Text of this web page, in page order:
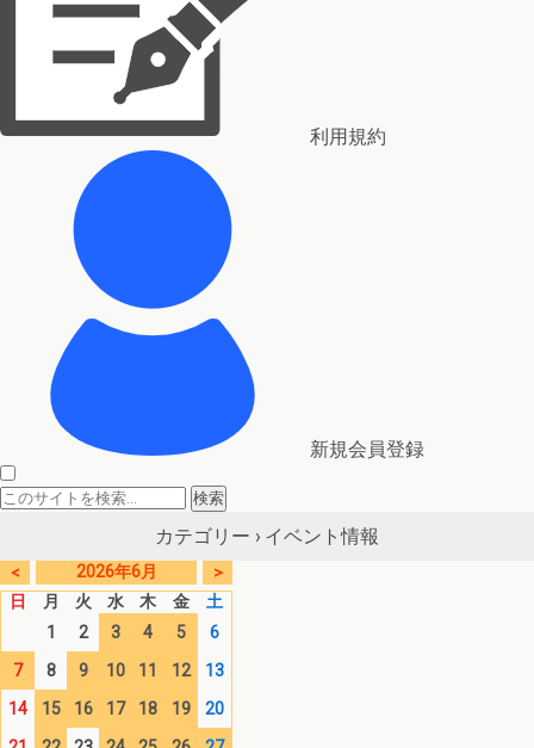
利用規約
新規会員登録
カテゴリー › イベント情報
< 2026年6月
>
日
月 火 水 木 金
土
1
2 3 4 5
6
7
8 9 10 11 12
13
14
15 16 17 18 19
20